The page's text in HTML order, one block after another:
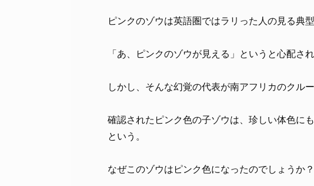
ピンクのゾウは英語圏ではラリった人の見る典
「あ、ピンクのゾウが見える」というと心配さ
しかし、そんな幻覚の代表が南アフリカのクル
確認されたピンク色の子ゾウは、珍しい体色に
という。
なぜこのゾウはピンク色になったのでしょうか？